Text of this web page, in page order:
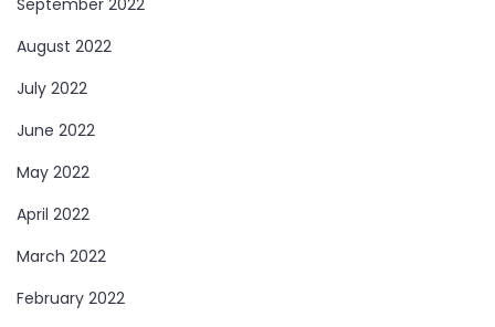
August 2022
July 2022
June 2022
May 2022
April 2022
March 2022
February 2022